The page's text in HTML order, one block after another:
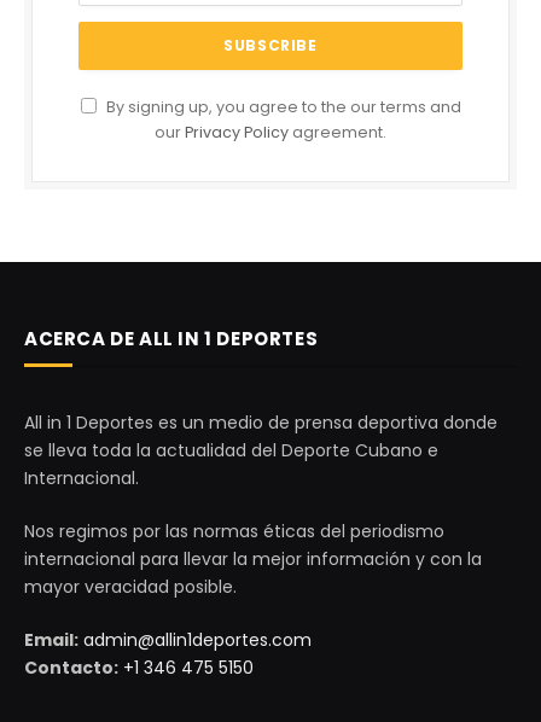
By signing up, you agree to the our terms and
ourPrivacy Policy agreement.
ACERCA DE ALL IN 1 DEPORTES
All in 1 Deportes es un medio de prensa deportiva donde
se lleva toda la actualidad del Deporte Cubano e
Internacional.
Nos regimos por las normas éticas del periodismo
internacional para llevar la mejor información y con la
mayor veracidad posible.
Email: admin@allin1deportes.com
Contacto: +1 346 475 5150